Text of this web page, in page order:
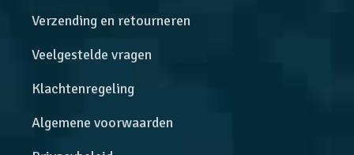
Verzending en retourneren
Veelgestelde vragen
Klachtenregeling
Algemene voorwaarden